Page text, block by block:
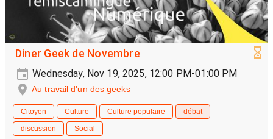
Diner Geek de Novembre
Wednesday, Nov 19, 2025, 12:00 PM-01:00 PM
Au travail d'un des geeks
Citoyen Culture Culture populaire
débat
discussion
Social